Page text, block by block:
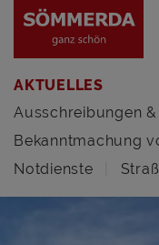
AKTUELLES
Ausschreibungen
Bekanntmachung
Notdienste